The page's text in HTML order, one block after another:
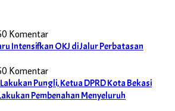
0 Komentar
Intensifkan OKJ di Jalur Perbatasan
0 Komentar
Pungli, Ketua DPRD Kota Bekasi
Pembenahan Menyeluruh